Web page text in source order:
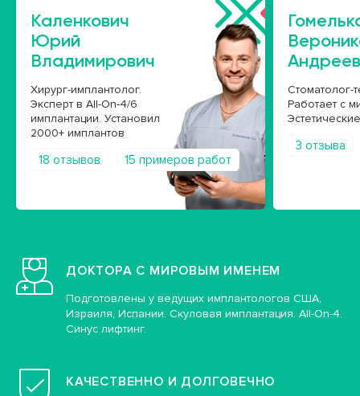
Каленкович
Юрий
Владимирович
Хирург-имплантолог.
Эксперт в All-On-4/6
имплантации. Установил
2000+ имплантов
18 отзывов 15 примеров работ
Стоматолог-
Работает с
3 отзыва
ДОКТОРА С МИРОВЫМ ИМЕНЕМ
Подготовлены у ведущих имплантологов США,
Израиля, Испании. Скуловая имплантация. All-On-4.
Синус лифтинг.
КАЧЕСТВЕННО И ДОЛГОВЕЧНО